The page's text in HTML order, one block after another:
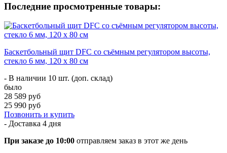
Последние просмотренные товары:
Баскетбольный щит DFC со съёмным регулятором высоты,
стекло 6 мм, 120 х 80 см
- В наличии 10 шт. (доп. склад)
было
28 589 руб
25 990 руб
Позвонить и купить
- Доставка 4 дня
При заказе до 10:00 отправляем заказ в этот же день